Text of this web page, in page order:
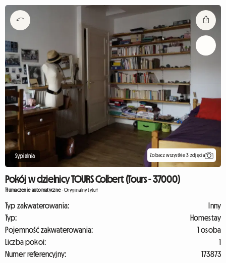
Sypialnia Zobacz wszystkie 3 zdjęcia
Pokój w dzielnicy TOURS Colbert (Tours - 37000)
Tłumaczenie automatyczne-Oryginalny tytuł
Typ zakwaterowania:
Inny
Typ:
Homestay
Pojemność zakwaterowania:
1 osoba
Liczba pokoi:
1
Numer referencyjny:
173873